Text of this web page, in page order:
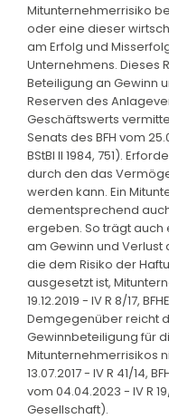
Mitunternehmerrisiko
oder eine dieser
am Erfolg und
Unternehmens. Dieses
Beteiligung an Gewinn
Reserven des
Geschäftswerts
Senats des BFH vom
BStBl II 1984, 751).
durch den das
werden kann. Ein
dementsprechend
ergeben. So trägt
am Gewinn und
die dem Risiko der
ausgesetzt ist,
19.12.2019 - IV R 8/17,
Demgegenüber reicht
Gewinnbeteiligung für
Mitunternehmerrisikos
13.07.2017 - IV R 41/14,
vom 04.04.2023 - IV R
Gesellschaft).